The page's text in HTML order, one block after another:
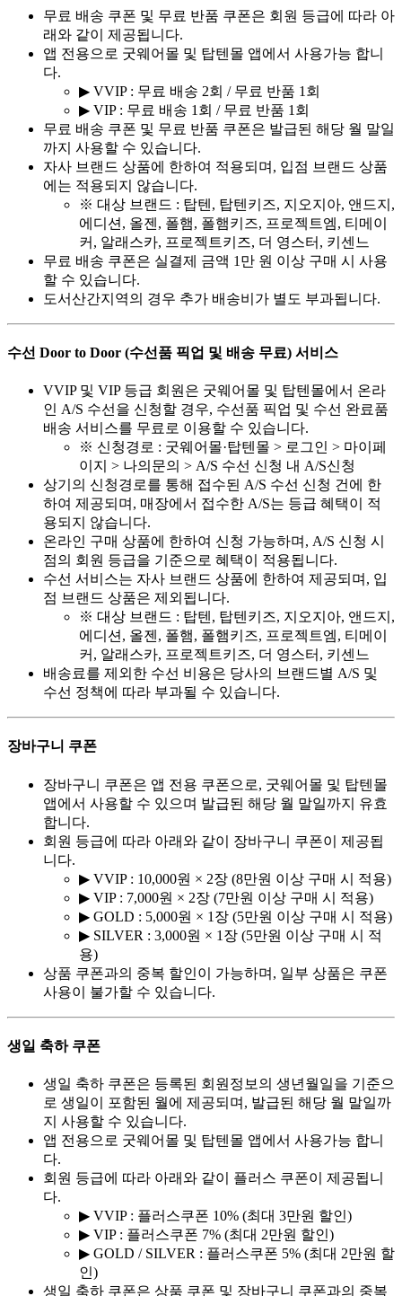
무료 배송 쿠폰 및 무료 반품 쿠폰은 회원 등급에 따라 아
래와 같이 제공됩니다.
앱 전용으로 굿웨어몰 및 탑텐몰 앱에서 사용가능 합니
다.
▶ VVIP : 무료 배송 2회 / 무료 반품 1회
▶ VIP : 무료 배송 1회 / 무료 반품 1회
무료 배송 쿠폰 및 무료 반품 쿠폰은 발급된 해당 월 말일
까지 사용할 수 있습니다.
자사 브랜드 상품에 한하여 적용되며, 입점 브랜드 상품
에는 적용되지 않습니다.
※ 대상 브랜드 : 탑텐, 탑텐키즈, 지오지아, 앤드지,
에디션, 올젠, 폴햄, 폴햄키즈, 프로젝트엠, 티메이
커, 알래스카, 프로젝트키즈, 더 영스터, 키센느
무료 배송 쿠폰은 실결제 금액 1만 원 이상 구매 시 사용
할 수 있습니다.
도서산간지역의 경우 추가 배송비가 별도 부과됩니다.
수선 Door to Door (수선품 픽업 및 배송 무료) 서비스
VVIP 및 VIP 등급 회원은 굿웨어몰 및 탑텐몰에서 온라
인 A/S 수선을 신청할 경우, 수선품 픽업 및 수선 완료품
배송 서비스를 무료로 이용할 수 있습니다.
※ 신청경로 : 굿웨어몰·탑텐몰 > 로그인 > 마이페
이지 > 나의문의 > A/S 수선 신청 내 A/S신청
상기의 신청경로를 통해 접수된 A/S 수선 신청 건에 한
하여 제공되며, 매장에서 접수한 A/S는 등급 혜택이 적
용되지 않습니다.
온라인 구매 상품에 한하여 신청 가능하며, A/S 신청 시
점의 회원 등급을 기준으로 혜택이 적용됩니다.
수선 서비스는 자사 브랜드 상품에 한하여 제공되며, 입
점 브랜드 상품은 제외됩니다.
※ 대상 브랜드 : 탑텐, 탑텐키즈, 지오지아, 앤드지,
에디션, 올젠, 폴햄, 폴햄키즈, 프로젝트엠, 티메이
커, 알래스카, 프로젝트키즈, 더 영스터, 키센느
배송료를 제외한 수선 비용은 당사의 브랜드별 A/S 및
수선 정책에 따라 부과될 수 있습니다.
장바구니 쿠폰
장바구니 쿠폰은 앱 전용 쿠폰으로, 굿웨어몰 및 탑텐몰
앱에서 사용할 수 있으며 발급된 해당 월 말일까지 유효
합니다.
회원 등급에 따라 아래와 같이 장바구니 쿠폰이 제공됩
니다.
▶ VVIP : 10,000원 × 2장 (8만원 이상 구매 시 적용)
▶ VIP : 7,000원 × 2장 (7만원 이상 구매 시 적용)
▶ GOLD : 5,000원 × 1장 (5만원 이상 구매 시 적용)
▶ SILVER : 3,000원 × 1장 (5만원 이상 구매 시 적
용)
상품 쿠폰과의 중복 할인이 가능하며, 일부 상품은 쿠폰
사용이 불가할 수 있습니다.
생일 축하 쿠폰
생일 축하 쿠폰은 등록된 회원정보의 생년월일을 기준으
로 생일이 포함된 월에 제공되며, 발급된 해당 월 말일까
지 사용할 수 있습니다.
앱 전용으로 굿웨어몰 및 탑텐몰 앱에서 사용가능 합니
다.
회원 등급에 따라 아래와 같이 플러스 쿠폰이 제공됩니
다.
▶ VVIP : 플러스쿠폰 10% (최대 3만원 할인)
▶ VIP : 플러스쿠폰 7% (최대 2만원 할인)
▶ GOLD / SILVER : 플러스쿠폰 5% (최대 2만원 할
인)
생일 축하 쿠폰은 상품 쿠폰 및 장바구니 쿠폰과의 중복